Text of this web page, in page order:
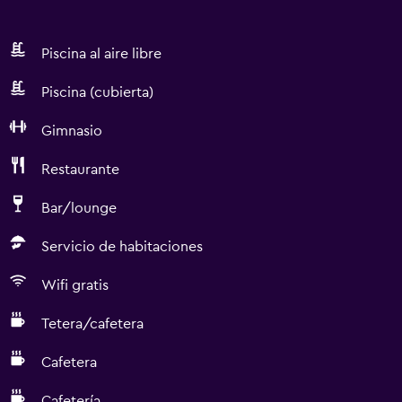
Piscina al aire libre
Piscina (cubierta)
Gimnasio
Restaurante
Bar/lounge
Servicio de habitaciones
Wifi gratis
Tetera/cafetera
Cafetera